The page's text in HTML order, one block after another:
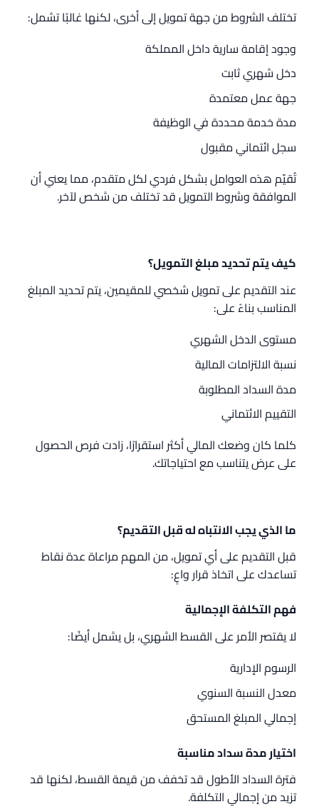
تختلف الشروط من جهة تمويل إلى أخرى، لكنها غالبًا تشمل:
وجود إقامة سارية داخل المملكة
دخل شهري ثابت
جهة عمل معتمدة
مدة خدمة محددة في الوظيفة
سجل ائتماني مقبول
تُقيّم هذه العوامل بشكل فردي لكل متقدم، مما يعني أن
الموافقة وشروط التمويل قد تختلف من شخص لآخر.
كيف يتم تحديد مبلغ التمويل؟
عند التقديم على تمويل شخصي للمقيمين، يتم تحديد المبلغ
المناسب بناءً على:
مستوى الدخل الشهري
نسبة الالتزامات المالية
مدة السداد المطلوبة
التقييم الائتماني
كلما كان وضعك المالي أكثر استقرارًا، زادت فرص الحصول
على عرض يتناسب مع احتياجاتك.
ما الذي يجب الانتباه له قبل التقديم؟
قبل التقديم على أي تمويل، من المهم مراعاة عدة نقاط
تساعدك على اتخاذ قرار واعٍ:
فهم التكلفة الإجمالية
لا يقتصر الأمر على القسط الشهري، بل يشمل أيضًا:
الرسوم الإدارية
معدل النسبة السنوي
إجمالي المبلغ المستحق
اختيار مدة سداد مناسبة
فترة السداد الأطول قد تخفف من قيمة القسط، لكنها قد
تزيد من إجمالي التكلفة.